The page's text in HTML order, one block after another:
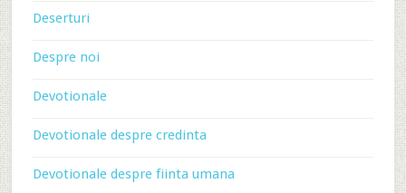
Deserturi
Despre noi
Devotionale
Devotionale despre credinta
Devotionale despre fiinta umana